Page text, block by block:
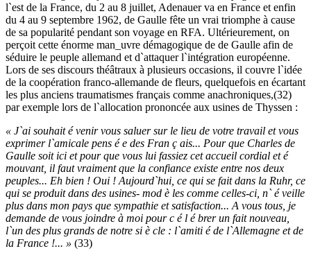
l`est de la France, du 2 au 8 juillet, Adenauer va en France et enfin
du 4 au 9 septembre 1962, de Gaulle fête un vrai triomphe à cause
de sa popularité pendant son voyage en RFA. Ultérieurement, on
perçoit cette énorme man_uvre démagogique de de Gaulle afin de
séduire le peuple allemand et d`attaquer l`intégration européenne.
Lors de ses discours théâtraux à plusieurs occasions, il couvre l`idée
de la coopération franco-allemande de fleurs, quelquefois en écartant
les plus anciens traumatismes français comme anachroniques,(32)
par exemple lors de l`allocation prononcée aux usines de Thyssen :
« J`ai souhait é venir vous saluer sur le lieu de votre travail et vous
exprimer l`amicale pens é e des Fran ç ais... Pour que Charles de
Gaulle soit ici et pour que vous lui fassiez cet accueil cordial et é
mouvant, il faut vraiment que la confiance existe entre nos deux
peuples... Eh bien ! Oui ! Aujourd`hui, ce qui se fait dans la Ruhr, ce
qui se produit dans des usines- mod è les comme celles-ci, n` é veille
plus dans mon pays que sympathie et satisfaction... A vous tous, je
demande de vous joindre à moi pour c é l é brer un fait nouveau,
l`un des plus grands de notre si è cle : l`amiti é de l`Allemagne et de
la France !... » (33)